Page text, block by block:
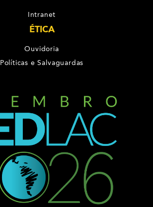
Intranet
ÉTICA
Ouvidoria
Políticas e Salvaguardas